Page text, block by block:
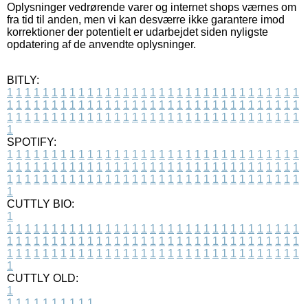
Oplysninger vedrørende varer og internet shops værnes om
fra tid til anden, men vi kan desværre ikke garantere imod
korrektioner der potentielt er udarbejdet siden nyligste
opdatering af de anvendte oplysninger.
BITLY:
1 1 1 1 1 1 1 1 1 1 1 1 1 1 1 1 1 1 1 1 1 1 1 1 1 1 1 1 1 1 1 1 1
1 1 1 1 1 1 1 1 1 1 1 1 1 1 1 1 1 1 1 1 1 1 1 1 1 1 1 1 1 1 1 1 1
1 1 1 1 1 1 1 1 1 1 1 1 1 1 1 1 1 1 1 1 1 1 1 1 1 1 1 1 1 1 1 1 1
1
SPOTIFY:
1 1 1 1 1 1 1 1 1 1 1 1 1 1 1 1 1 1 1 1 1 1 1 1 1 1 1 1 1 1 1 1 1
1 1 1 1 1 1 1 1 1 1 1 1 1 1 1 1 1 1 1 1 1 1 1 1 1 1 1 1 1 1 1 1 1
1 1 1 1 1 1 1 1 1 1 1 1 1 1 1 1 1 1 1 1 1 1 1 1 1 1 1 1 1 1 1 1 1
1
CUTTLY BIO:
1
1 1 1 1 1 1 1 1 1 1 1 1 1 1 1 1 1 1 1 1 1 1 1 1 1 1 1 1 1 1 1 1 1
1 1 1 1 1 1 1 1 1 1 1 1 1 1 1 1 1 1 1 1 1 1 1 1 1 1 1 1 1 1 1 1 1
1 1 1 1 1 1 1 1 1 1 1 1 1 1 1 1 1 1 1 1 1 1 1 1 1 1 1 1 1 1 1 1 1
1
CUTTLY OLD:
1